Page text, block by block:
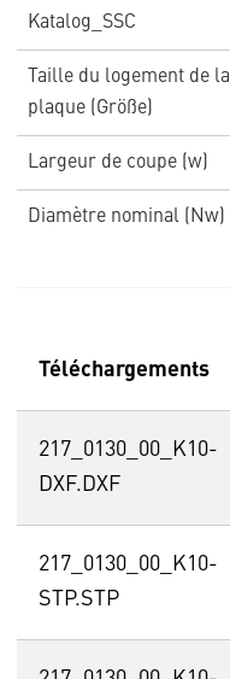
Katalog_SSC
Taille du logement de la
plaque (Größe)
Largeur de coupe (w)
Diamètre nominal (Nw)
Téléchargements
217_0130_00_K10-
DXF.DXF
217_0130_00_K10-
STP.STP